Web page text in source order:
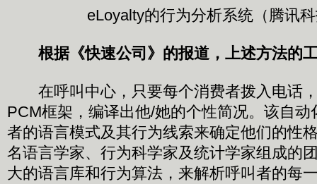
eLoyalty的行为分析系统（腾讯
根据《快速公司》的报道，上述方法的
在呼叫中心，只要每个消费者拨入电话
PCM框架，编译出他/她的个性简况。该自
者的语言模式及其行为线索来确定他们的性
名语言学家、行为科学家及统计学家组成的
大的语言库和行为算法，来解析呼叫者的每